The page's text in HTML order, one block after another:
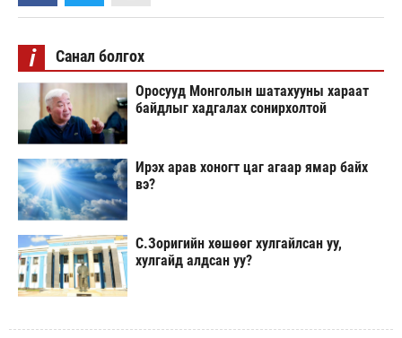
i Санал болгох
Оросууд Монголын шатахууны хараат
байдлыг хадгалах сонирхолтой
Ирэх арав хоногт цаг агаар ямар байх
вэ?
С.Зоригийн хөшөөг хулгайлсан уу,
хулгайд алдсан уу?